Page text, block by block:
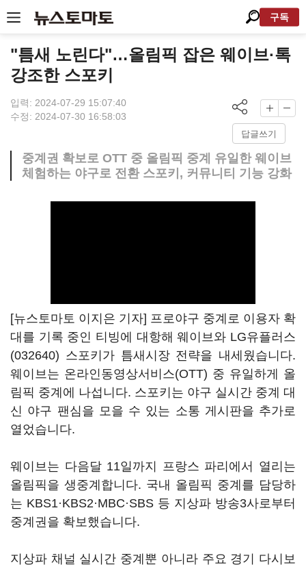
구독
"틈새 노린다"…올림픽 잡은 웨이브·톡
강조한 스포키
입력: 2024-07-29 15:07:40
수정: 2024-07-30 16:58:03
답글쓰기
중계권 확보로 OTT 중 올림픽 중계 유일한 웨이브
체험하는 야구로 전환 스포키, 커뮤니티 기능 강화
[뉴스토마토 이지은 기자] 프로야구 중계로 이용자 확
대를 기록 중인 티빙에 대항해 웨이브와 LG유플러스
(032640) 스포키가 틈새시장 전략을 내세웠습니다.
웨이브는 온라인동영상서비스(OTT) 중 유일하게 올
림픽 중계에 나섭니다. 스포키는 야구 실시간 중계 대
신 야구 팬심을 모을 수 있는 소통 게시판을 추가로
열었습니다.
웨이브는 다음달 11일까지 프랑스 파리에서 열리는
올림픽을 생중계합니다. 국내 올림픽 중계를 담당하
는 KBS1·KBS2·MBC·SBS 등 지상파 방송3사로부터
중계권을 확보했습니다.
지상파 채널 실시간 중계뿐 아니라 주요 경기 다시보